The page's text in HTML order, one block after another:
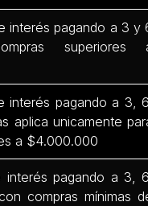
interés pagando a 3 y
superiores
interés pagando a 3,
aplica unicamente
a $4.000.000
interés pagando a 3,
compras mínimas